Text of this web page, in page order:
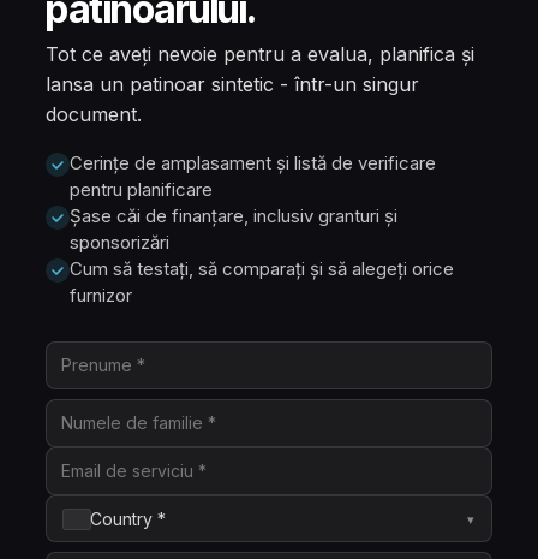
Tot ce aveți nevoie pentru a evalua, planifica și
lansa un patinoar sintetic - într-un singur
document.
Cerințe de amplasament și listă de verificare
pentru planificare
Șase căi de finanțare, inclusiv granturi și
sponsorizări
Cum să testați, să comparați și să alegeți orice
furnizor
Country * ▾